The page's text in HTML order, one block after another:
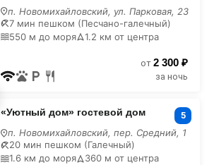
п. Новомихайловский, ул. Парковая, 23
7 мин пешком (Песчано-галечный)
550 м до моря
1.2 км от центра
от 2 300 ₽
за ночь
«Уютный дом» гостевой дом 5
п. Новомихайловский, пер. Средний, 1
20 мин пешком (Галечный)
1.6 км до моря
360 м от центра